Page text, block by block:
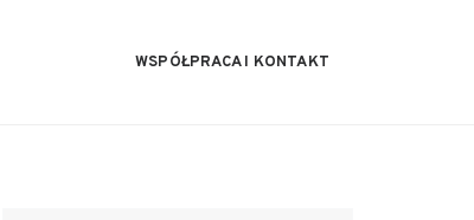
WSPÓŁPRACA I KONTAKT